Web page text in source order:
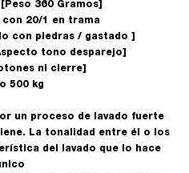
360 Gramos]
20/1 en trama
con piedras / gastado ]
tono desparejo]
ni cierre]
500 kg
un proceso de lavado fuerte
La tonalidad entre él o los
del lavado que lo hace